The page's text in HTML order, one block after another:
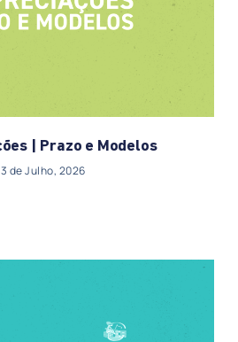
| Prazo e Modelos
de Julho, 2026